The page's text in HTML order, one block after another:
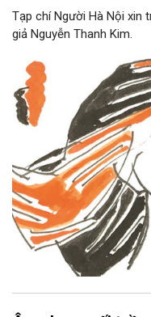
Tạp chí Người Hà Nội xin
giả Nguyễn Thanh Kim.